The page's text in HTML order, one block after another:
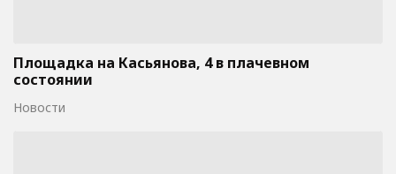
Площадка на Касьянова, 4 в плачевном
состоянии
Новости